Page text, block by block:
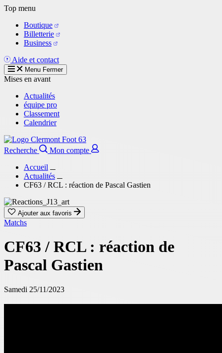
Aller
contenu
principal
Top menu
Boutique
Billetterie
Business
Aide et contact
Menu Fermer
Mises en avant
Actualités
équipe pro
Classement
Calendrier
Recherche
Mon compte
Accueil
Actualités
CF63 / RCL : réaction de Pascal Gastien
Ajouter aux favoris
Matchs
CF63 / RCL : réaction de
Pascal Gastien
Samedi 25/11/2023